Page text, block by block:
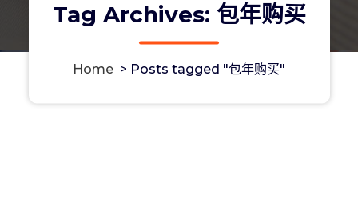
Tag Archives: 包年购买
Home > Posts tagged "包年购买"